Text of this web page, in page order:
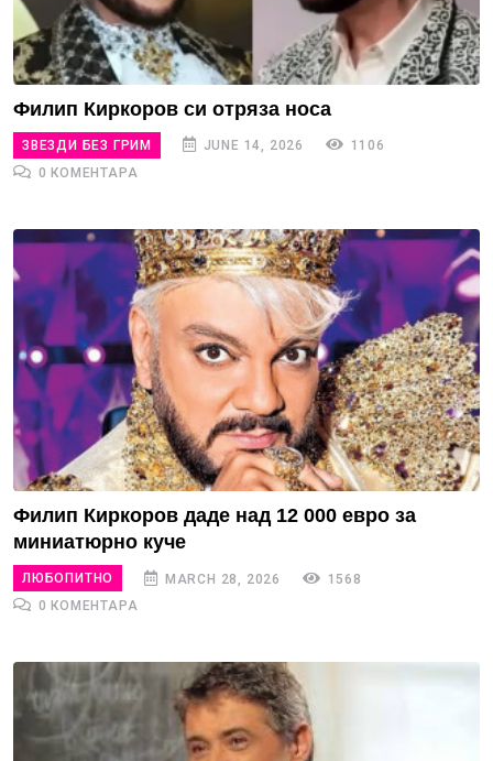
Филип Киркоров си отряза носа
ЗВЕЗДИ БЕЗ ГРИМ JUNE 14, 2026
1106
0 КОМЕНТАРА
Филип Киркоров даде над 12 000 евро за
миниатюрно куче
ЛЮБОПИТНО MARCH 28, 2026
1568
0 КОМЕНТАРА